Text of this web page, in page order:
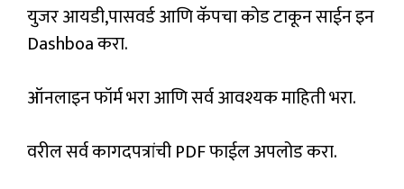
युजर आयडी,पासवर्ड आणि कॅपचा कोड टाकून साईन इन
Dashboa करा.
ऑनलाइन फॉर्म भरा आणि सर्व आवश्यक माहिती भरा.
वरील सर्व कागदपत्रांची PDF फाईल अपलोड करा.